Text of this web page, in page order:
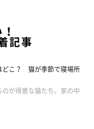
ること
記事
どこ？ 猫が季節で寝場所
が得意な猫たち。家の中